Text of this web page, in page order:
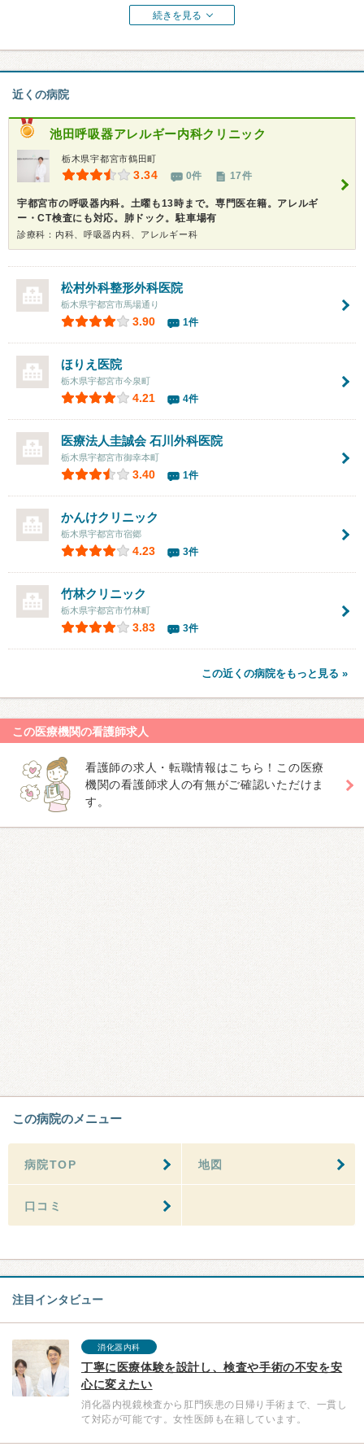
続きを見る
近くの病院
池田呼吸器アレルギー内科クリニック
栃木県宇都宮市鶴田町
3.34 0件 17件
宇都宮市の呼吸器内科。土曜も13時まで。専門医在籍。アレルギ
ー・CT検査にも対応。肺ドック。駐車場有
診療科：内科、呼吸器内科、アレルギー科
松村外科整形外科医院
栃木県宇都宮市馬場通り
3.90 1件
ほりえ医院
栃木県宇都宮市今泉町
4.21 4件
医療法人圭誠会石川外科医院
栃木県宇都宮市御幸本町
3.40 1件
かんけクリニック
栃木県宇都宮市宿郷
4.23 3件
竹林クリニック
栃木県宇都宮市竹林町
3.83 3件
この近くの病院をもっと見る »
この医療機関の看護師求人
看護師の求人・転職情報はこちら！この医療
機関の看護師求人の有無がご確認いただけま
す。
この病院のメニュー
病院TOP 地図
口コミ
注目インタビュー
消化器内科
丁寧に医療体験を設計し、検査や手術の不安を安
心に変えたい
消化器内視鏡検査から肛門疾患の日帰り手術まで、一貫し
て対応が可能です。女性医師も在籍しています。